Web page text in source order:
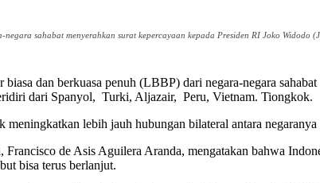
sahabat menyerahkan surat kepercayaan kepada Presiden RI Joko Widodo
dan berkuasa penuh (LBBP) dari negara-negara
dari Spanyol, Turki, Aljazair, Peru, Vietnam. Tiongkok.
lebih jauh hubungan bilateral antara negaranya
de Asis Aguilera Aranda, mengatakan bahwa
bisa terus berlanjut.